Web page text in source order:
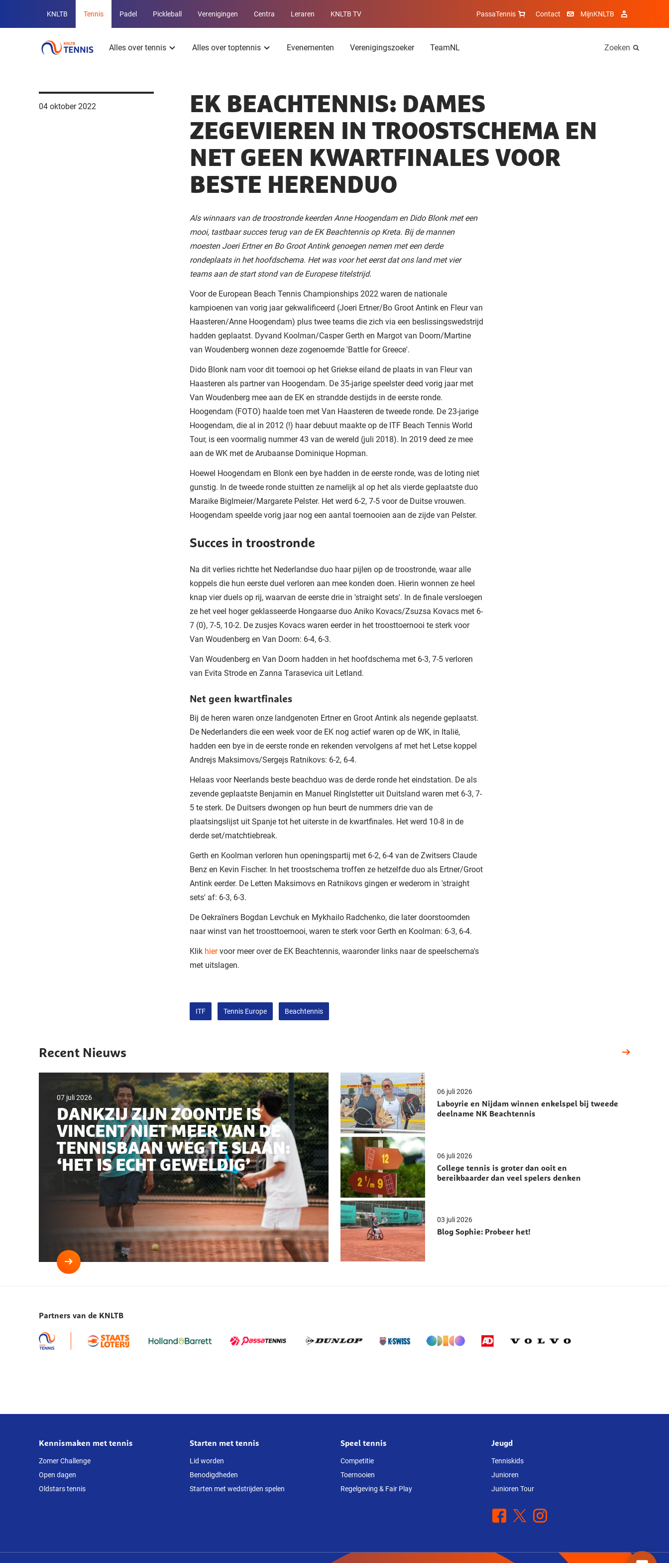
Overige
KNLTB
websites
KNLTB Tennis Padel Pickleball Verenigingen Centra Leraren KNLTB TV PassaTennis Contact MijnKNLTB
Alles over tennis Alles over toptennis Evenementen Verenigingszoeker TeamNL Zoeken
04 oktober 2022
EK BEACHTENNIS: DAMES
ZEGEVIEREN IN TROOSTSCHEMA EN
NET GEEN KWARTFINALES VOOR
BESTE HERENDUO
Als winnaars van de troostronde keerden Anne Hoogendam en Dido Blonk met een
mooi, tastbaar succes terug van de EK Beachtennis op Kreta. Bij de mannen
moesten Joeri Ertner en Bo Groot Antink genoegen nemen met een derde
rondeplaats in het hoofdschema. Het was voor het eerst dat ons land met vier
teams aan de start stond van de Europese titelstrijd.
Voor de European Beach Tennis Championships 2022 waren de nationale
kampioenen van vorig jaar gekwalificeerd (Joeri Ertner/Bo Groot Antink en Fleur van
Haasteren/Anne Hoogendam) plus twee teams die zich via een beslissingswedstrijd
hadden geplaatst. Dyvand Koolman/Casper Gerth en Margot van Doorn/Martine
van Woudenberg wonnen deze zogenoemde 'Battle for Greece'.
Dido Blonk nam voor dit toernooi op het Griekse eiland de plaats in van Fleur van
Haasteren als partner van Hoogendam. De 35-jarige speelster deed vorig jaar met
Van Woudenberg mee aan de EK en strandde destijds in de eerste ronde.
Hoogendam (FOTO) haalde toen met Van Haasteren de tweede ronde. De 23-jarige
Hoogendam, die al in 2012 (!) haar debuut maakte op de ITF Beach Tennis World
Tour, is een voormalig nummer 43 van de wereld (juli 2018). In 2019 deed ze mee
aan de WK met de Arubaanse Dominique Hopman.
Hoewel Hoogendam en Blonk een bye hadden in de eerste ronde, was de loting niet
gunstig. In de tweede ronde stuitten ze namelijk al op het als vierde geplaatste duo
Maraike Biglmeier/Margarete Pelster. Het werd 6-2, 7-5 voor de Duitse vrouwen.
Hoogendam speelde vorig jaar nog een aantal toernooien aan de zijde van Pelster.
Succes in troostronde
Na dit verlies richtte het Nederlandse duo haar pijlen op de troostronde, waar alle
koppels die hun eerste duel verloren aan mee konden doen. Hierin wonnen ze heel
knap vier duels op rij, waarvan de eerste drie in 'straight sets'. In de finale versloegen
ze het veel hoger geklasseerde Hongaarse duo Aniko Kovacs/Zsuzsa Kovacs met 6-
7 (0), 7-5, 10-2. De zusjes Kovacs waren eerder in het troosttoernooi te sterk voor
Van Woudenberg en Van Doorn: 6-4, 6-3.
Van Woudenberg en Van Doorn hadden in het hoofdschema met 6-3, 7-5 verloren
van Evita Strode en Zanna Tarasevica uit Letland.
Net geen kwartfinales
Bij de heren waren onze landgenoten Ertner en Groot Antink als negende geplaatst.
De Nederlanders die een week voor de EK nog actief waren op de WK, in Italië,
hadden een bye in de eerste ronde en rekenden vervolgens af met het Letse koppel
Andrejs Maksimovs/Sergejs Ratnikovs: 6-2, 6-4.
Helaas voor Neerlands beste beachduo was de derde ronde het eindstation. De als
zevende geplaatste Benjamin en Manuel Ringlstetter uit Duitsland waren met 6-3, 7-
5 te sterk. De Duitsers dwongen op hun beurt de nummers drie van de
plaatsingslijst uit Spanje tot het uiterste in de kwartfinales. Het werd 10-8 in de
derde set/matchtiebreak.
Gerth en Koolman verloren hun openingspartij met 6-2, 6-4 van de Zwitsers Claude
Benz en Kevin Fischer. In het troostschema troffen ze hetzelfde duo als Ertner/Groot
Antink eerder. De Letten Maksimovs en Ratnikovs gingen er wederom in 'straight
sets' af: 6-3, 6-3.
De Oekraïners Bogdan Levchuk en Mykhailo Radchenko, die later doorstoomden
naar winst van het troosttoernooi, waren te sterk voor Gerth en Koolman: 6-3, 6-4.
Klik hiervoor meer over de EK Beachtennis, waaronder links naar de speelschema's
met uitslagen.
ITF Tennis Europe Beachtennis
Recent Nieuws
07 juli 2026
DANKZIJ ZIJN ZOONTJE IS
VINCENT NIET MEER VAN DE
TENNISBAAN WEG TE SLAAN:
‘HET IS ECHT GEWELDIG’
Lees
zoontje
Vincent
niet
‘Het
is
06 juli 2026
Laboyrie en Nijdam winnen enkelspel bij tweede
deelname NK Beachtennis
06 juli 2026
College tennis is groter dan ooit en
bereikbaarder dan veel spelers denken
03 juli 2026
Blog Sophie: Probeer het!
Partners van de KNLTB
Over
deze
website
Kennismaken met tennis
Zomer Challenge
Open dagen
Oldstars tennis
Starten met tennis
Lid worden
Benodigdheden
Starten met wedstrijden spelen
Speel tennis
Competitie
Toernooien
Regelgeving & Fair Play
Jeugd
Tenniskids
Junioren
Junioren Tour
Facebook
X Instagram